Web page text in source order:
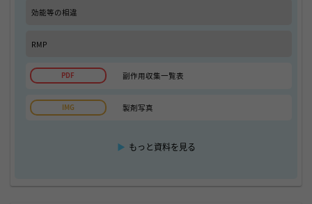
効能等の相違
RMP
副作用収集一覧表
製剤写真
▶ もっと資料を見る